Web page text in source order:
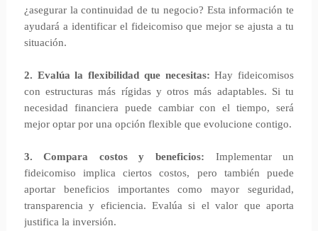
¿asegurar la continuidad de tu negocio? Esta información te
ayudará a identificar el fideicomiso que mejor se ajusta a tu
situación.
2. Evalúa la flexibilidad que necesitas: Hay fideicomisos
con estructuras más rígidas y otros más adaptables. Si tu
necesidad financiera puede cambiar con el tiempo, será
mejor optar por una opción flexible que evolucione contigo.
3. Compara costos y beneficios: Implementar un
fideicomiso implica ciertos costos, pero también puede
aportar beneficios importantes como mayor seguridad,
transparencia y eficiencia. Evalúa si el valor que aporta
justifica la inversión.